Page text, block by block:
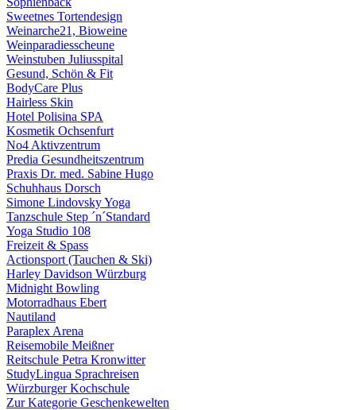
Sweetnes Tortendesign
Weinarche21, Bioweine
Weinparadiesscheune
Weinstuben Juliusspital
Gesund, Schön & Fit
BodyCare Plus
Hairless Skin
Hotel Polisina SPA
Kosmetik Ochsenfurt
No4 Aktivzentrum
Predia Gesundheitszentrum
Praxis Dr. med. Sabine Hugo
Schuhhaus Dorsch
Simone Lindovsky Yoga
Tanzschule Step ´n´Standard
Yoga Studio 108
Freizeit & Spass
Actionsport (Tauchen & Ski)
Harley Davidson Würzburg
Midnight Bowling
Motorradhaus Ebert
Nautiland
Paraplex Arena
Reisemobile Meißner
Reitschule Petra Kronwitter
StudyLingua Sprachreisen
Würzburger Kochschule
Zur Kategorie Geschenkewelten